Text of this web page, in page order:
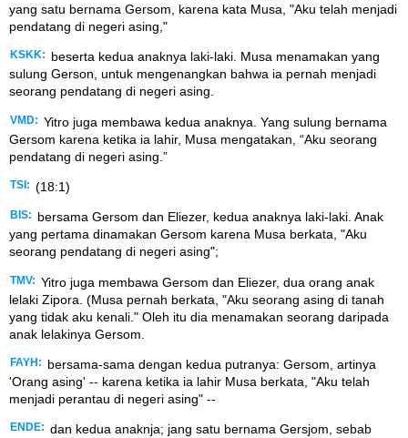
yang satu bernama Gersom, karena kata Musa, "Aku telah menjadi
pendatang di negeri asing,"
KSKK:
beserta kedua anaknya laki-laki. Musa menamakan yang
sulung Gerson, untuk mengenangkan bahwa ia pernah menjadi
seorang pendatang di negeri asing.
VMD: Yitro juga membawa kedua anaknya. Yang sulung bernama
Gersom karena ketika ia lahir, Musa mengatakan, “Aku seorang
pendatang di negeri asing.”
TSI: (18:1)
BIS:
bersama Gersom dan Eliezer, kedua anaknya laki-laki. Anak
yang pertama dinamakan Gersom karena Musa berkata, "Aku
seorang pendatang di negeri asing";
TMV: Yitro juga membawa Gersom dan Eliezer, dua orang anak
lelaki Zipora. (Musa pernah berkata, "Aku seorang asing di tanah
yang tidak aku kenali." Oleh itu dia menamakan seorang daripada
anak lelakinya Gersom.
FAYH:
bersama-sama dengan kedua putranya: Gersom, artinya
'Orang asing' -- karena ketika ia lahir Musa berkata, "Aku telah
menjadi perantau di negeri asing" --
ENDE: dan kedua anaknja; jang satu bernama Gersjom, sebab